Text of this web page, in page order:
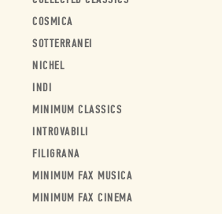
COSMICA
SOTTERRANEI
NICHEL
INDI
MINIMUM CLASSICS
INTROVABILI
FILIGRANA
MINIMUM FAX MUSICA
MINIMUM FAX CINEMA